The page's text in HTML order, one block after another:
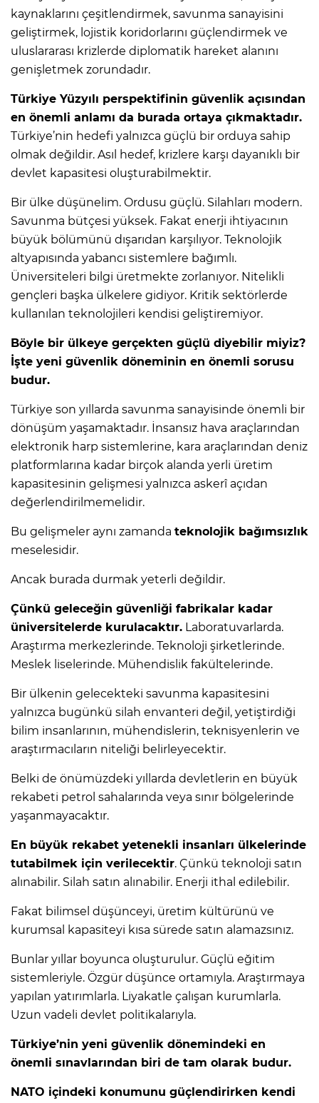
kaynaklarını çeşitlendirmek, savunma sanayisini
geliştirmek, lojistik koridorlarını güçlendirmek ve
uluslararası krizlerde diplomatik hareket alanını
genişletmek zorundadır.
Türkiye Yüzyılı perspektifinin güvenlik açısından
en önemli anlamı da burada ortaya çıkmaktadır.
Türkiye’nin hedefi yalnızca güçlü bir orduya sahip
olmak değildir. Asıl hedef, krizlere karşı dayanıklı bir
devlet kapasitesi oluşturabilmektir.
Bir ülke düşünelim. Ordusu güçlü. Silahları modern.
Savunma bütçesi yüksek. Fakat enerji ihtiyacının
büyük bölümünü dışarıdan karşılıyor. Teknolojik
altyapısında yabancı sistemlere bağımlı.
Üniversiteleri bilgi üretmekte zorlanıyor. Nitelikli
gençleri başka ülkelere gidiyor. Kritik sektörlerde
kullanılan teknolojileri kendisi geliştiremiyor.
Böyle bir ülkeye gerçekten güçlü diyebilir miyiz?
İşte yeni güvenlik döneminin en önemli sorusu
budur.
Türkiye son yıllarda savunma sanayisinde önemli bir
dönüşüm yaşamaktadır. İnsansız hava araçlarından
elektronik harp sistemlerine, kara araçlarından deniz
platformlarına kadar birçok alanda yerli üretim
kapasitesinin gelişmesi yalnızca askerî açıdan
değerlendirilmemelidir.
Bu gelişmeler aynı zamanda teknolojik bağımsızlık
meselesidir.
Ancak burada durmak yeterli değildir.
Çünkü geleceğin güvenliği fabrikalar kadar
üniversitelerde kurulacaktır. Laboratuvarlarda.
Araştırma merkezlerinde. Teknoloji şirketlerinde.
Meslek liselerinde. Mühendislik fakültelerinde.
Bir ülkenin gelecekteki savunma kapasitesini
yalnızca bugünkü silah envanteri değil, yetiştirdiği
bilim insanlarının, mühendislerin, teknisyenlerin ve
araştırmacıların niteliği belirleyecektir.
Belki de önümüzdeki yıllarda devletlerin en büyük
rekabeti petrol sahalarında veya sınır bölgelerinde
yaşanmayacaktır.
En büyük rekabet yetenekli insanları ülkelerinde
tutabilmek için verilecektir. Çünkü teknoloji satın
alınabilir. Silah satın alınabilir. Enerji ithal edilebilir.
Fakat bilimsel düşünceyi, üretim kültürünü ve
kurumsal kapasiteyi kısa sürede satın alamazsınız.
Bunlar yıllar boyunca oluşturulur. Güçlü eğitim
sistemleriyle. Özgür düşünce ortamıyla. Araştırmaya
yapılan yatırımlarla. Liyakatle çalışan kurumlarla.
Uzun vadeli devlet politikalarıyla.
Türkiye’nin yeni güvenlik dönemindeki en
önemli sınavlarından biri de tam olarak budur.
NATO içindeki konumunu güçlendirirken kendi